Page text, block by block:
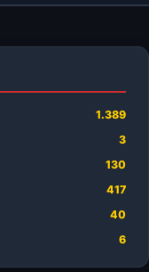
1.389
3
130
417
40
6